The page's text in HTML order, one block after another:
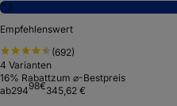
7,3
Empfehlenswert
(692)
4 Varianten
16% Rabattzum ⌀-Bestpreis
ab29498€345,62 €